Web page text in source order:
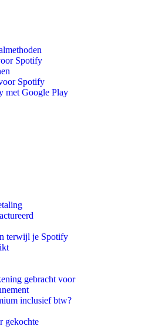
Spotify
Spotify
met Google Play
terwijl je Spotify
gebracht voor
inclusief btw?
gekochte